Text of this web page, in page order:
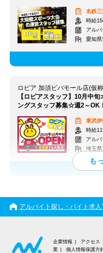
名鉄三
時給
アル
愛知
【ロピアスタッフ】10月中
ングスタッフ募集☆週2～OK
東武
時給
アル
埼玉
アルバイト探し・バイト求人
企業情報 アクセス
業
個人情報保護方